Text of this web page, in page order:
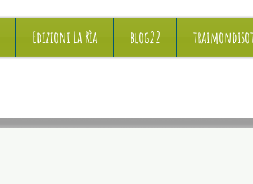
Edizioni La Rìa blog22